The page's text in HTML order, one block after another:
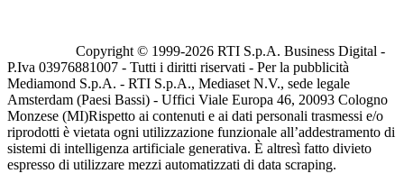
Copyright © 1999-2026 RTI S.p.A. Business Digital -
P.Iva 03976881007 - Tutti i diritti riservati - Per la pubblicità
Mediamond S.p.A. - RTI S.p.A., Mediaset N.V., sede legale
Amsterdam (Paesi Bassi) - Uffici Viale Europa 46, 20093 Cologno
Monzese (MI)Rispetto ai contenuti e ai dati personali trasmessi e/o
riprodotti è vietata ogni utilizzazione funzionale all’addestramento di
sistemi di intelligenza artificiale generativa. È altresì fatto divieto
espresso di utilizzare mezzi automatizzati di data scraping.